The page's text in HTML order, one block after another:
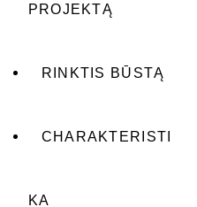
PROJEKTĄ
RINKTIS BŪSTĄ
CHARAKTERISTI
KA